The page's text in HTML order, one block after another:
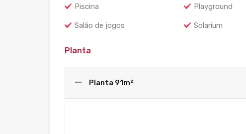
Piscina Playground
Salão de jogos Solarium
Planta
Planta 91m²